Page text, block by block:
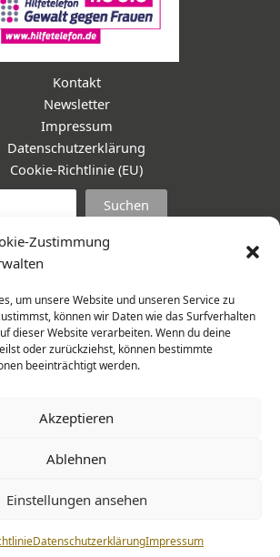
Zustimmung
um unsere Website und unseren Service zu
können wir Daten wie das Surfverhalten
dieser Website verarbeiten. Wenn du deine
oder zurückziehst, können bestimmte
beeinträchtigt werden.
Akzeptieren
Ablehnen
Einstellungen ansehen
DatenschutzerklärungImpressum
Kontakt
Newsletter
Impressum
Datenschutzerklärung
Cookie-Richtlinie (EU)
Suchen
www.cohowe.de